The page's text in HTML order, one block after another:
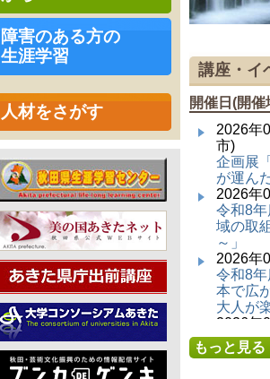
障害のある方の
生涯学習
人材をさがす
講座・イ
開催日(開催
2026年
市)
企画展
が運ん
2026年
令和8
域の取
～」
2026年
令和8
本で広
大人が
2026年
令和8
害者の
もっと見る